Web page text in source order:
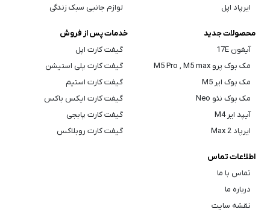
ایرپاد اپل
لوازم جانبی سبک زندگی
محصولات جدید
آیفون 17E
مک بوک پرو M5 Pro , M5 max
مک بوک ایر M5
مک بوک نئو Neo
آیپد ایر M4
ایرپاد Max 2
خدمات پس از فروش
گیفت کارت اپل
گیفت کارت پلی استیشن
گیفت کارت استیم
گیفت کارت ایکس باکس
گیفت کارت پابجی
گیفت کارت روبلاکس
اطلاعات تماس
تماس با ما
درباره ما
نقشه سایت